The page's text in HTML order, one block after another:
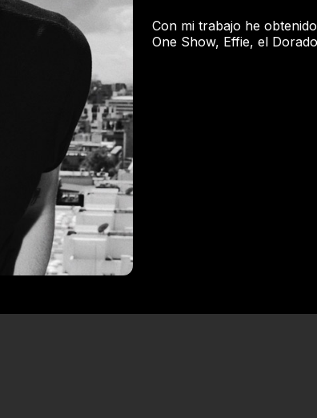
Con mi trabajo he
One Show, Effie, el